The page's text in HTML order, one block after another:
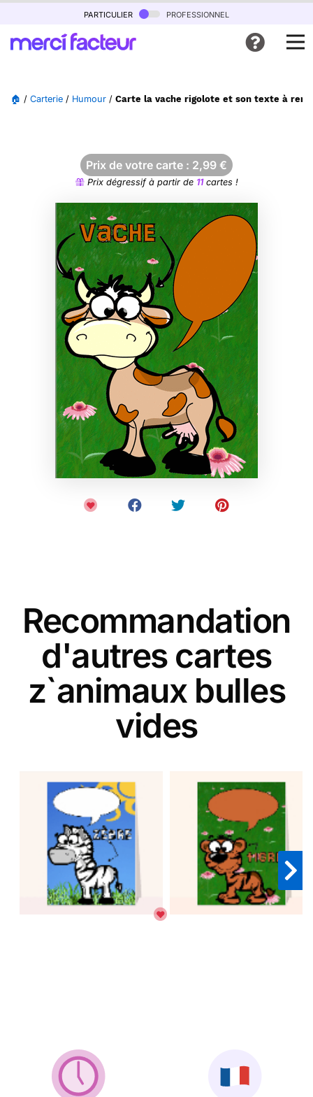
particulier professionnel
🏠 / Carterie / Humour / Carte la vache rigolote et son texte à
Prix de votre carte : 2,99 €
Prix dégressif à partir de 11cartes !
Recommandation
d'autres cartes
z`animaux bulles
vides